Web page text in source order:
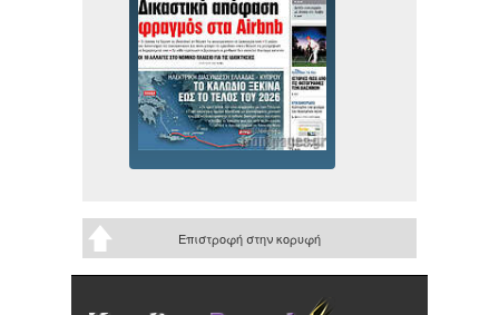
Επιστροφή στην κορυφή